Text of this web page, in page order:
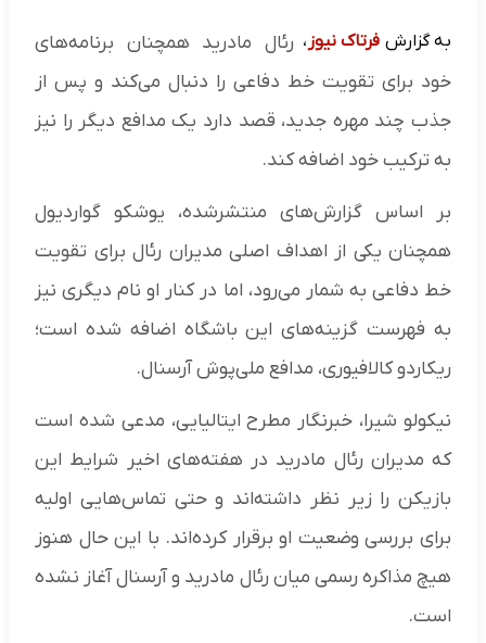
به گزارش فرتاک نیوز ، رئال مادرید همچنان برنامه‌های
خود برای تقویت خط دفاعی را دنبال می‌کند و پس از
جذب چند مهره جدید، قصد دارد یک مدافع دیگر را نیز
به ترکیب خود اضافه کند.
بر اساس گزارش‌های منتشرشده، یوشکو گواردیول
همچنان یکی از اهداف اصلی مدیران رئال برای تقویت
خط دفاعی به شمار می‌رود، اما در کنار او نام دیگری نیز
به فهرست گزینه‌های این باشگاه اضافه شده است؛
ریکاردو کالافیوری، مدافع ملی‌پوش آرسنال.
نیکولو شیرا، خبرنگار مطرح ایتالیایی، مدعی شده است
که مدیران رئال مادرید در هفته‌های اخیر شرایط این
بازیکن را زیر نظر داشته‌اند و حتی تماس‌هایی اولیه
برای بررسی وضعیت او برقرار کرده‌اند. با این حال هنوز
هیچ مذاکره رسمی میان رئال مادرید و آرسنال آغاز نشده
است.